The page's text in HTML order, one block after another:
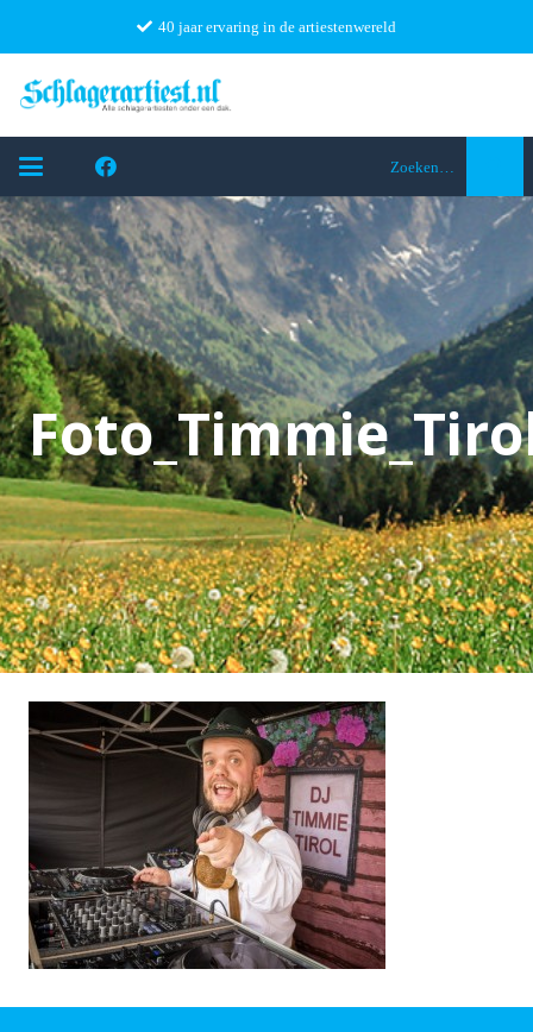
40 jaar ervaring in de artiestenwereld
Zoeken…